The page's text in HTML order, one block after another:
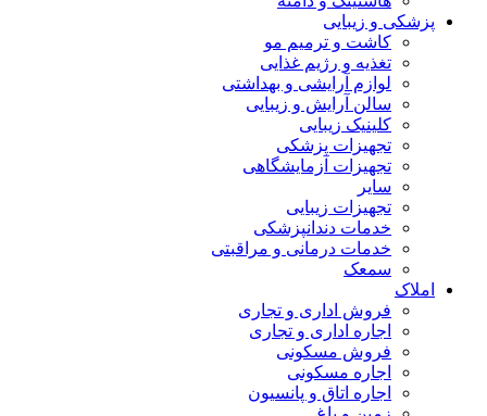
پزشکی و زیبایی
کاشت و ترمیم مو
تغذیه و رژیم غذایی
لوازم آرایشی و بهداشتی
سالن آرایش و زیبایی
کلینیک زیبایی
تجهیزات پزشکی
تجهیزات آزمایشگاهی
سایر
تجهیزات زیبایی
خدمات دندانپزشکی
خدمات درمانی و مراقبتی
سمعک
املاک
فروش اداری و تجاری
اجاره اداری و تجاری
فروش مسکونی
اجاره مسکونی
اجاره اتاق و پانسیون